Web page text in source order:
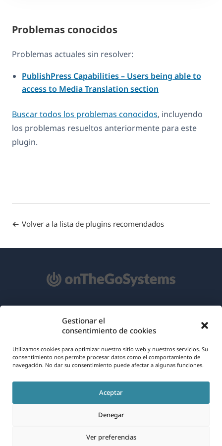
Gestionar el
consentimiento de cookies
Utilizamos cookies para optimizar nuestro sitio web y nuestros servicios. Su
consentimiento nos permite procesar datos como el comportamiento de
navegación. No dar su consentimiento puede afectar a algunas funciones.
Aceptar
Denegar
Ver preferencias
Problemas conocidos
Problemas actuales sin resolver:
PublishPress Capabilities – Users being able to
access to Media Translation section
Buscar todos los problemas conocidos, incluyendo
los problemas resueltos anteriormente para este
plugin.
Volver a la lista de plugins recomendados
Español
RGPD y Política de Privacidad
Únete a nuestro equipo(se
abre
nueva
(se
abre
en
una
nueva
(se
abre
en
una
nueva
(se
abre
una